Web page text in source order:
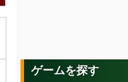
ゲームを探す